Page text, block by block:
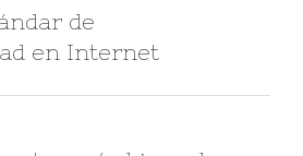
de
en Internet